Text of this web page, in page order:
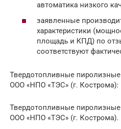
автоматика низкого
заявленные
характеристики
площадь и КПД) по
соответствуют
Твердотопливные
ООО «НПО «ТЭС» (г. Кострома):
Твердотопливные
ООО «НПО «ТЭС» (г. Кострома).